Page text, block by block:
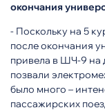
окончания
- Поскольку на 5
после окончания
привела в ШЧ-9 на
позвали
было много –
пассажирских